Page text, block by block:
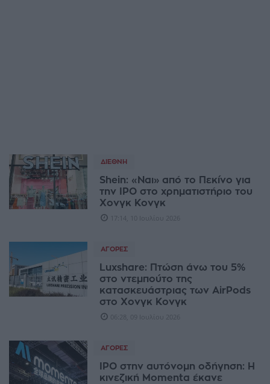
ΔΙΕΘΝΉ
Shein: «Ναι» από το Πεκίνο για
την IPO στο χρηματιστήριο του
Χονγκ Κονγκ
17:14, 10 Ιουλίου 2026
ΑΓΟΡΈΣ
Luxshare: Πτώση άνω του 5%
στο ντεμπούτο της
κατασκευάστριας των AirPods
στο Χονγκ Κονγκ
06:28, 09 Ιουλίου 2026
ΑΓΟΡΈΣ
IPO στην αυτόνομη οδήγηση: Η
κινεζική Momenta έκανε